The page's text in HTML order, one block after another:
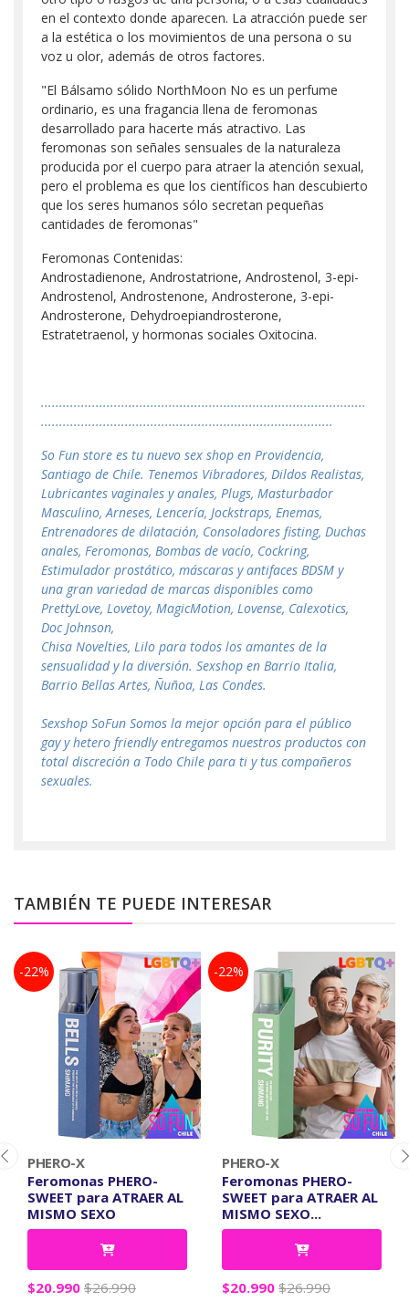
en el contexto donde aparecen. La atracción puede ser
a la estética o los movimientos de una persona o su
voz u olor, además de otros factores.
"El Bálsamo sólido NorthMoon No es un perfume
ordinario, es una fragancia llena de feromonas
desarrollado para hacerte más atractivo. Las
feromonas son señales sensuales de la naturaleza
producida por el cuerpo para atraer la atención sexual,
pero el problema es que los científicos han descubierto
que los seres humanos sólo secretan pequeñas
cantidades de feromonas"
Feromonas Contenidas:
Androstadienone, Androstatrione, Androstenol, 3-epi-
Androstenol, Androstenone, Androsterone, 3-epi-
Androsterone, Dehydroepiandrosterone,
Estratetraenol, y hormonas sociales Oxitocina.
.........................................................................................
................................................................................
So Fun store es tu nuevo sex shop en Providencia,
Santiago de Chile. Tenemos Vibradores, Dildos Realistas,
Lubricantes vaginales y anales, Plugs, Masturbador
Masculino, Arneses, Lencería, Jockstraps, Enemas,
Entrenadores de dilatación, Consoladores fisting, Duchas
anales, Feromonas, Bombas de vacío, Cockring,
Estimulador prostático, máscaras y antifaces BDSM y
una gran variedad de marcas disponibles como
PrettyLove, Lovetoy, MagicMotion, Lovense, Calexotics,
Doc Johnson,
Chisa Novelties, Lilo para todos los amantes de la
sensualidad y la diversión. Sexshop en Barrio Italia,
Barrio Bellas Artes, Ñuñoa, Las Condes.
Sexshop SoFun Somos la mejor opción para el público
gay y hetero friendly entregamos nuestros productos con
total discreción a Todo Chile para ti y tus compañeros
sexuales.
TAMBIÉN TE PUEDE INTERESAR
-22%
PHERO-X
Feromonas PHERO-
SWEET para ATRAER AL
MISMO SEXO
$20.990 $26.990
-22%
PHERO-X
Feromonas PHERO-
SWEET para ATRAER AL
MISMO SEXO...
$20.990 $26.990